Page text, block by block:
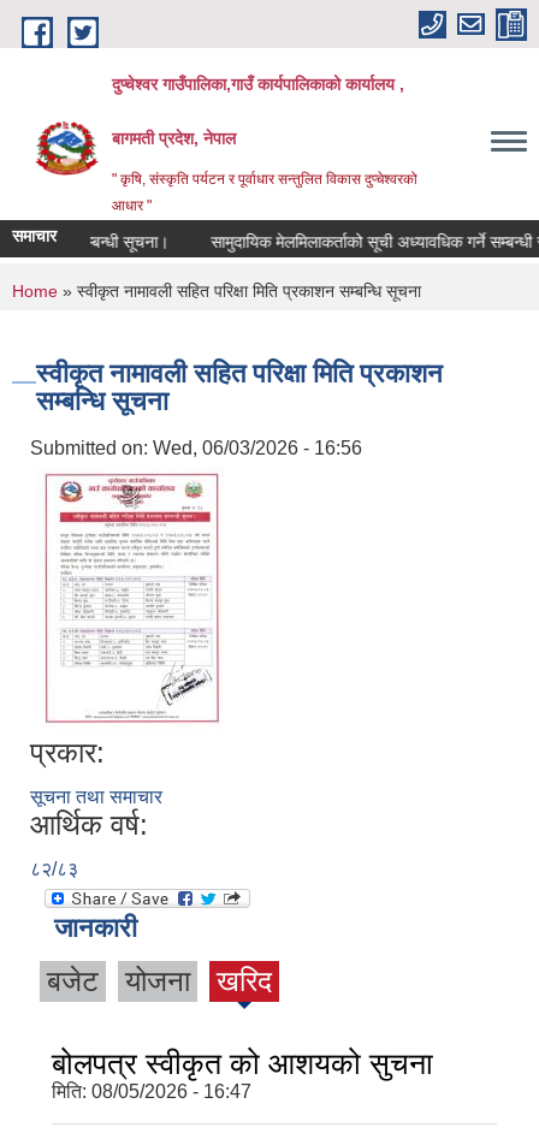
Skip to main content
दुप्चेश्वर गाउँपालिका,गाउँ कार्यपालिकाको कार्यालय ,
बागमती प्रदेश, नेपाल
" कृषि, संस्कृति पर्यटन र पूर्वाधार सन्तुलित विकास दुप्चेश्वरको
आधार "
समाचार
गर्ने सम्बन्धी सूचना। सामुदायिक मेलमिलाकर्ताको सूची अध्यावधिक गर्ने सम्बन्धी सूचना
You are here
Home » स्वीकृत नामावली सहित परिक्षा मिति प्रकाशन सम्बन्धि सूचना
स्वीकृत नामावली सहित परिक्षा मिति प्रकाशन
सम्बन्धि सूचना
Submitted on: Wed, 06/03/2026 - 16:56
प्रकार:
सूचना तथा समाचार
आर्थिक वर्ष:
८२/८३
जानकारी
बजेट योजना खरिद
बोलपत्र स्वीकृत को आशयको सुचना
मिति: 08/05/2026 - 16:47